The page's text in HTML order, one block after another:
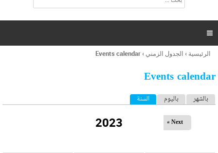
ت
ر
ل
ح
ب

أنت
هنا
الرئيسية › الجدول الزمني ›
Events calendar
Events calendar
ا بالشهر باليوم السنة (علامة التبويب النشطة)
2023 Next »